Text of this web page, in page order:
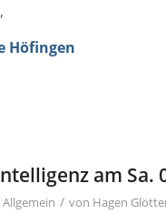
Höfingen
am Sa.
Allgemein / von Hagen